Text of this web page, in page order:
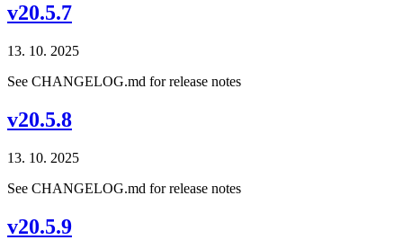
v20.5.7
13. 10. 2025
See CHANGELOG.md for release notes
v20.5.8
13. 10. 2025
See CHANGELOG.md for release notes
v20.5.9